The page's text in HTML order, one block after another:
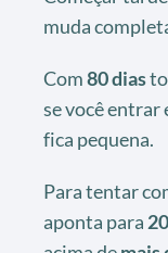
muda
Com80 dias
se você entrar
fica pequena.
Para tentar
aponta para